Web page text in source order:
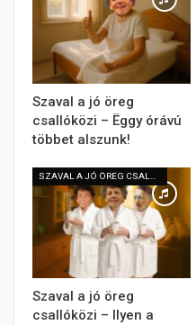
Szaval a jó öreg
csallóközi – Ëggy órávú
többet alszunk!
Szaval a jó öreg
csallóközi – Ilyen a